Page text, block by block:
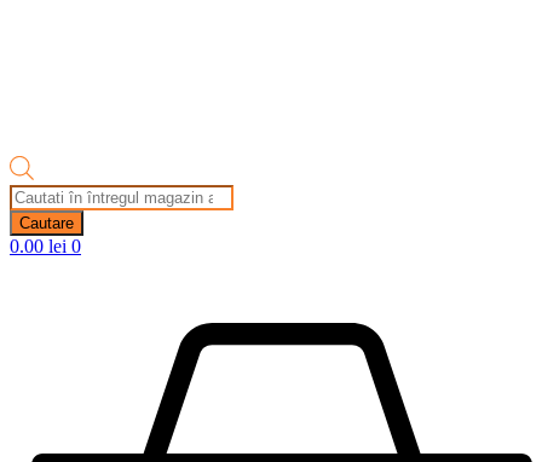
Products
search
Cautare
0.00 lei 0